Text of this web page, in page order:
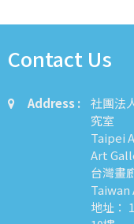
Contact Us
Address :
社團法
究室
Taipei
Art
台灣畫
地址：